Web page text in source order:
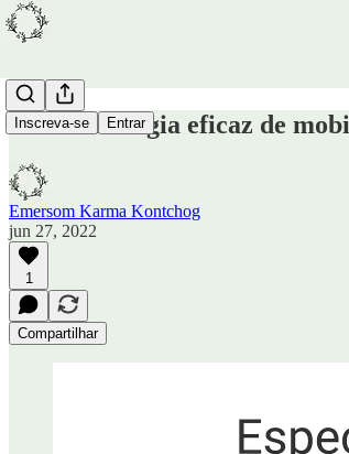
Inscreva-se Entrar
Uma estratégia eficaz de
Emersom Karma Kontchog
jun 27, 2022
1
Compartilhar